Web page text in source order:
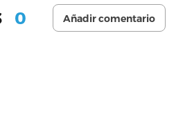
0 Añadir comentario